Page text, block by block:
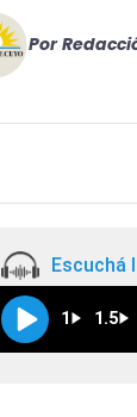
Por
Escuchá
1 1.5